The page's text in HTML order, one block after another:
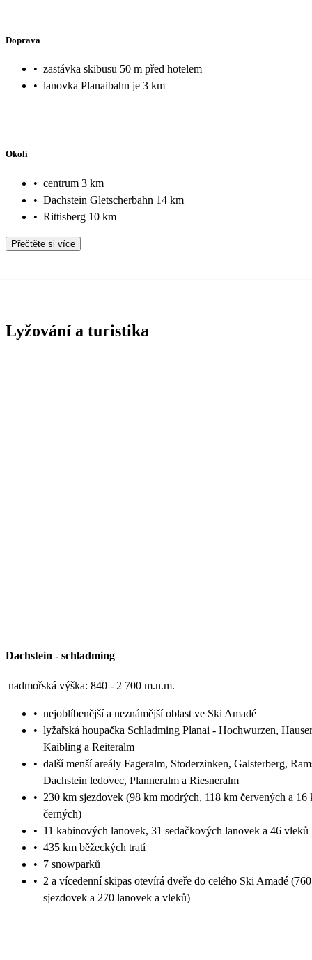
Doprava
• zastávka skibusu 50 m před hotelem
• lanovka Planaibahn je 3 km
Okolí
• centrum 3 km
• Dachstein Gletscherbahn 14 km
• Rittisberg 10 km
Přečtěte si více
Lyžování a turistika
Dachstein - schladming
nadmořská výška: 840 - 2 700 m.n.m.
• nejoblíbenější a neznámější oblast ve Ski Amadé
• lyžařská houpačka Schladming Planai - Hochwurzen, Hauser
Kaibling a Reiteralm
• další menší areály Fageralm, Stoderzinken, Galsterberg,
Dachstein ledovec, Planneralm a Riesneralm
• 230 km sjezdovek (98 km modrých, 118 km červených a 16
černých)
• 11 kabinových lanovek, 31 sedačkových lanovek a 46 vleků
• 435 km běžeckých tratí
• 7 snowparků
• 2 a vícedenní skipas otevírá dveře do celého Ski Amadé
sjezdovek a 270 lanovek a vleků)